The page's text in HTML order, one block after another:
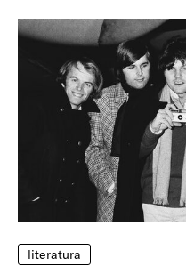
literatura